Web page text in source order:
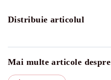
Distribuie articolul
Mai multe articole despre